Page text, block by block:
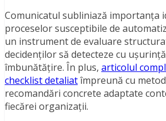
Comunicatul subliniază importanța
proceselor susceptibile de
un instrument de evaluare
decidenților să detecteze cu
îmbunătățire. În plus, articolul
checklist detaliatîmpreună cu
recomandări concrete adaptate
fiecărei organizații.